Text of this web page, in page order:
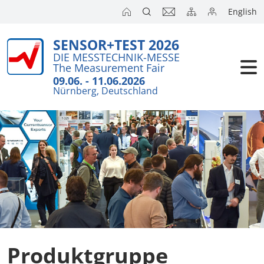
English
SENSOR+TEST 2026
DIE MESSTECHNIK-MESSE
The Measurement Fair
09.06. - 11.06.2026
Nürnberg, Deutschland
Produktgruppe